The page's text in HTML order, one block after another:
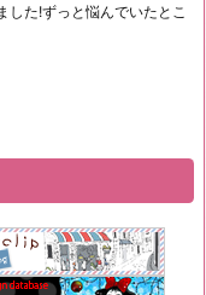
した!ずっと悩んでいたとこ